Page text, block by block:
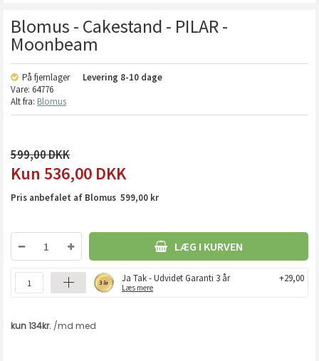
Blomus - Cakestand - PILAR -
Moonbeam
På fjernlager Levering 8-10 dage
Vare: 64776
Alt fra: Blomus
599,00
536,00 DKK
Pris anbefalet af Blomus 599,00 kr
LÆG I KURVEN
Ja Tak - Udvidet Garanti 3 år
Læs mere
+29,00